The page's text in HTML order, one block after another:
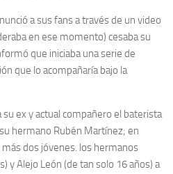
a sus fans a través de un video
en ese momento) cesaba su
que iniciaba una serie de
que lo acompañaría bajo la
su ex y actual compañero el baterista
hermano Rubén Martínez; en
más dos jóvenes. los hermanos
y Alejo León (de tan solo 16 años) a